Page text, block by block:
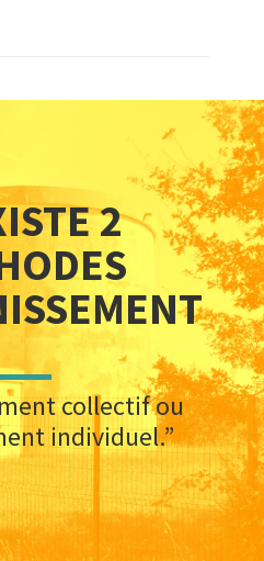
2
collectif ou
individuel.”